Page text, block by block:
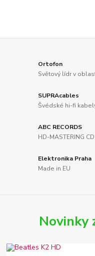
Ortofon
Světový lídr v
SUPRAcables
Švédské hi-fi
ABC RECORDS
HD-MASTERING CD
Elektronika Praha
Made in EU
Novinky